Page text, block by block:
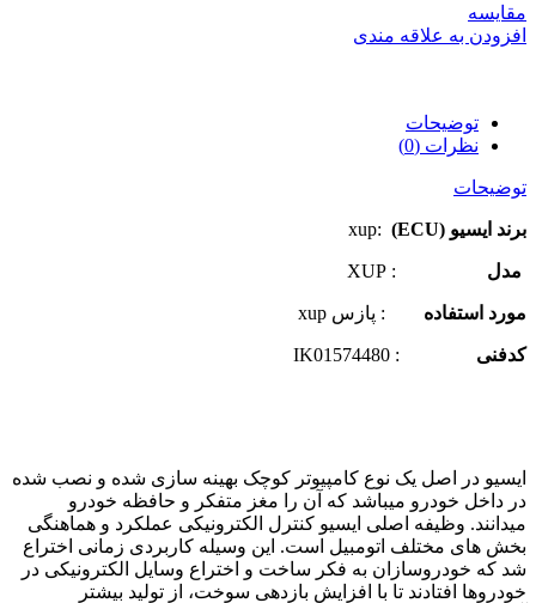
مقایسه
افزودن به علاقه مندی
توضیحات
نظرات (0)
توضیحات
برند ایسیو (ECU) :xup
مدل : XUP
مورد استفاده : پازس xup
کدفنی : IK01574480
ایسیو در اصل یک نوع کامپیوتر کوچک بهینه سازی شده و نصب شده
در داخل خودرو میباشد که آن را مغز متفکر و حافظه خودرو
میدانند. وظیفه اصلی ایسیو کنترل الکترونیکی عملکرد و هماهنگی
بخش های مختلف اتومبیل است. این وسیله کاربردی زمانی اختراع
شد که خودروسازان به فکر ساخت و اختراع وسایل الکترونیکی در
خودروها افتادند تا با افزایش بازدهی سوخت، از تولید بیشتر